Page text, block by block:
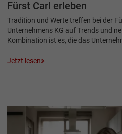
Fürst Carl erleben
Tradition und Werte treffen bei der
Unternehmens KG auf Trends und
Kombination ist es, die das
Jetzt lesen